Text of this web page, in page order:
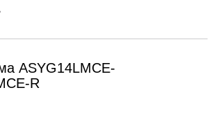
ASYG14LMCE-
R